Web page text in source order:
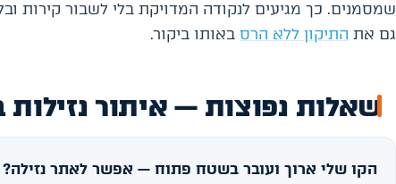
שמסמנים. כך מגיעים לנקודה המדויקת בלי לשבור קירות
גם את התיקון ללא הרס באותו ביקור.
שאלות נפוצות — איתור
הקו שלי ארוך ועובר בשטח פתוח — אפשר לאתר נזילה?